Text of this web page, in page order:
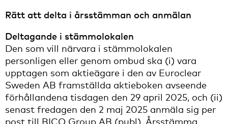
Rätt att delta i årsstämman och anmälan
Deltagande i stämmolokalen
Den som vill närvara i stämmolokalen
personligen eller genom ombud ska (i) vara
upptagen som aktieägare i den av Euroclear
Sweden AB framställda aktieboken avseende
förhållandena tisdagen den 29 april 2025, och (ii)
senast fredagen den 2 maj 2025 anmäla sig per
post till BICO Group AB (publ), Årsstämma